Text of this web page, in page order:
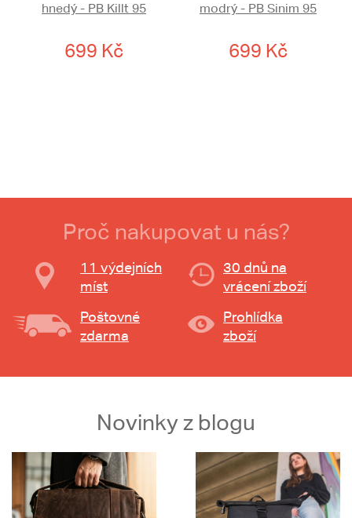
hnedý - PB Killt 95
699 Kč
modrý - PB Sinim 95
699 Kč
Proč nakupovat u nás?
11 výdejních
míst
30 dnů na
vrácení zboží
Poštovné
zdarma
Prohlídka
zboží
Novinky z blogu